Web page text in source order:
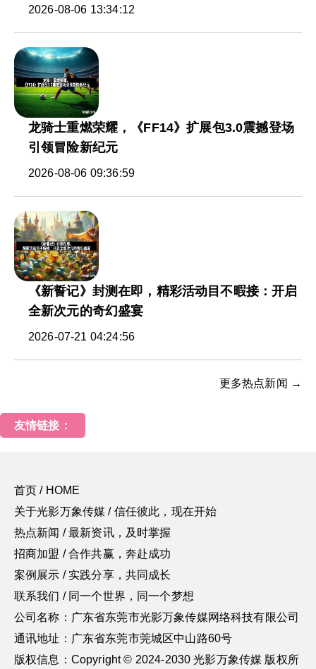
2026-08-06 13:34:12
龙骑士重燃荣耀，《FF14》扩展包3.0震撼登场
引领冒险新纪元
2026-08-06 09:36:59
《新誓记》封测在即，精彩活动目不暇接：开启
全新次元的奇幻盛宴
2026-07-21 04:24:56
更多热点新闻 →
友情链接：
首页 / HOME
关于光影万象传媒 / 信任彼此，现在开始
热点新闻 / 最新资讯，及时掌握
招商加盟 / 合作共赢，奔赴成功
案例展示 / 实践分享，共同成长
联系我们 / 同一个世界，同一个梦想
公司名称：广东省东莞市光影万象传媒网络科技有限公司
通讯地址：广东省东莞市莞城区中山路60号
版权信息：Copyright © 2024-2030 光影万象传媒 版权所